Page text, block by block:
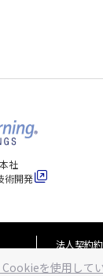
を使用して
社
術開発
法人契約